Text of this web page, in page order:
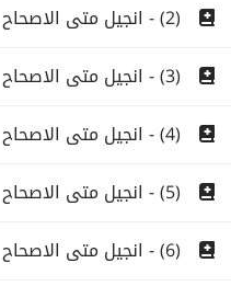
(2) - انجيل متى الاصحاح الثانى
(3) - انجيل متى الاصحاح الثالث
(4) - انجيل متى الاصحاح الرابع
(5) - انجيل متى الاصحاح الخامس
(6) - انجيل متى الاصحاح السادس